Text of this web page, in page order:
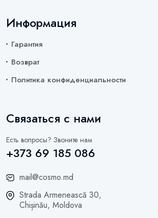
Информация
Гарантия
Возврат
Политика конфиденциальности
Связаться с нами
Есть вопросы? Звоните нам
+373 69 185 086
mail@cosmo.md
Strada Armenească 30,
Chișinău, Moldova